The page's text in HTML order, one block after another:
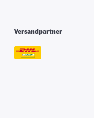
Versandpartner